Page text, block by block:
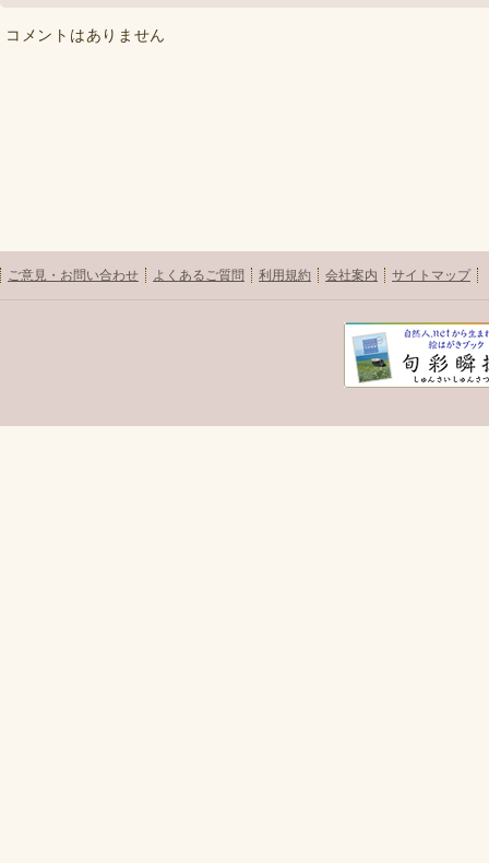
コメントはありません
ご意見・お問い合わせ よくあるご質問 利用規約 会社案内 サイトマップ